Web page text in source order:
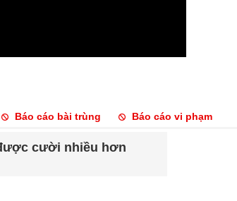
Báo cáo bài trùng Báo cáo vi phạm
cười nhiều hơn